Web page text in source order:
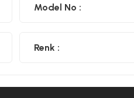
Model No :
Renk :